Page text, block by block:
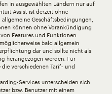
in ausgewählten Ländern nur auf
Assist ist derzeit ohne
Geschäftsbedingungen,
können ohne Vorankündigung
Features und Funktionen
bald allgemein
dar und sollte nicht als
herangezogen werden. Für
verschiedenen Tarif- und
Services unterscheiden sich
bzw. Benutzer mit einem